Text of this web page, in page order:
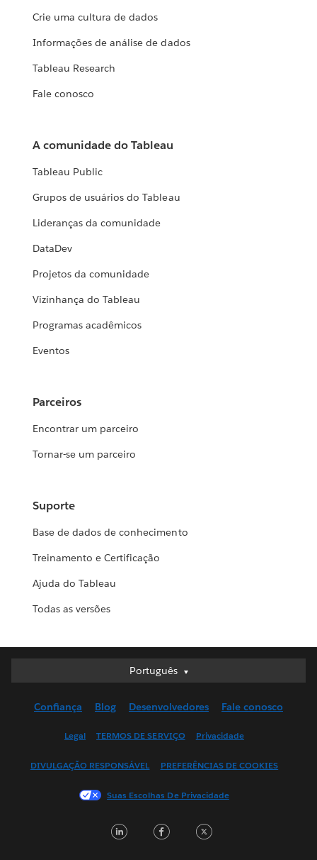
Crie uma cultura de dados
Informações de análise de dados
Tableau Research
Fale conosco
A comunidade do Tableau
Tableau Public
Grupos de usuários do Tableau
Lideranças da comunidade
DataDev
Projetos da comunidade
Vizinhança do Tableau
Programas acadêmicos
Eventos
Parceiros
Encontrar um parceiro
Tornar-se um parceiro
Suporte
Base de dados de conhecimento
Treinamento e Certificação
Ajuda do Tableau
Todas as versões
Português
Português
English (UK)
Français (Canada)
日本語
Confiança Blog Desenvolvedores Fale conosco
Legal TERMOS DE SERVIÇO Privacidade
DIVULGAÇÃO RESPONSÁVEL PREFERÊNCIAS DE COOKIES
Suas Escolhas De Privacidade
LinkedInFacebook